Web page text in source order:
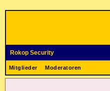
Rokop Security
Mitglieder Moderatoren